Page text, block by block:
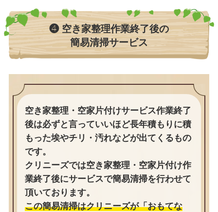
❹ 空き家整理作業終了後の
簡易清掃サービス
空き家整理・空家片付けサービス作業終了
後は必ずと言っていいほど長年積もりに積
もった埃やチリ・汚れなどが出てくるもの
です。
クリニーズでは空き家整理・空家片付け作
業終了後にサービスで簡易清掃を行わせて
頂いております。
この簡易清掃はクリニーズが「おもてな